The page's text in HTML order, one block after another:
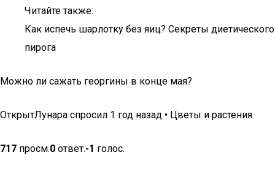
Читайте также:
Как испечь шарлотку без яиц? Секреты диетического
пирога
Можно ли сажать георгины в конце мая?
ОткрытЛунара спросил 1 год назад • Цветы и растения
717 просм.0 ответ.-1 голос.